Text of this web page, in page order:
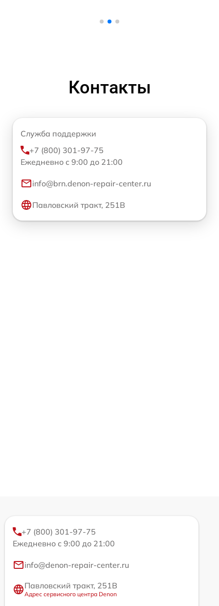
Контакты
Служба поддержки
+7 (800) 301-97-75
Ежедневно с 9:00 до 21:00
info@brn.denon-repair-center.ru
Павловский тракт, 251В
+7 (800) 301-97-75
Ежедневно с 9:00 до 21:00
info@denon-repair-center.ru
Павловский тракт, 251В
Адрес сервисного центра Denon